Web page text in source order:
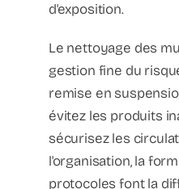
d'exposition.
Le nettoyage des
gestion fine du
remise en
évitez les produits
sécurisez les
l'organisation, la
protocoles font la